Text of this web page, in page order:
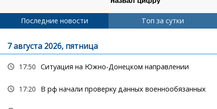
Последние новости Топ за сутки
7 августа 2026, пятница
17:50 Ситуация на Южно-Донецком направлении
17:20 В рф начали проверку данных военнообязанных